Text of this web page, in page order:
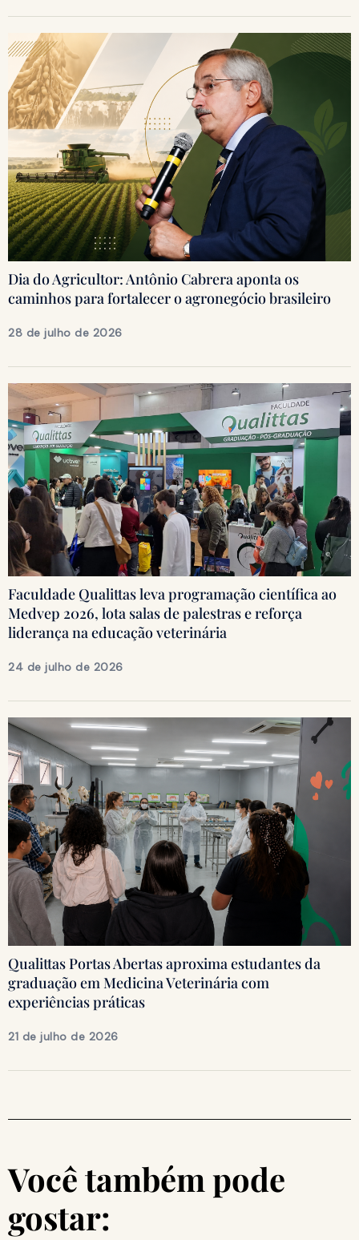
Dia do Agricultor: Antônio Cabrera aponta os
caminhos para fortalecer o agronegócio brasileiro
28 de julho de 2026
Faculdade Qualittas leva programação científica ao
Medvep 2026, lota salas de palestras e reforça
liderança na educação veterinária
24 de julho de 2026
Qualittas Portas Abertas aproxima estudantes da
graduação em Medicina Veterinária com
experiências práticas
21 de julho de 2026
Você também pode
gostar: